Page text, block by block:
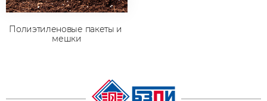
Полиэтиленовые пакеты и
мешки